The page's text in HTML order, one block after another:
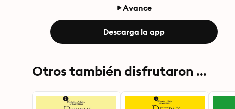
Avance
Descarga la app
Otros también disfrutaron ...